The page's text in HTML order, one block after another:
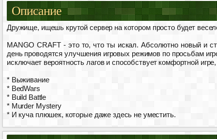
Описание
Дружище, ищешь крутой сервер на котором просто будет
MANGO CRAFT - это то, что ты искал. Абсолютно новый и
день проводятся улучшения игровых режимов по просьбам
исключает вероятность лагов и способствует комфортной
* Выживание
* BedWars
* Build Battle
* Murder Mystery
* И куча плюшек, которые даже здесь не уместить.